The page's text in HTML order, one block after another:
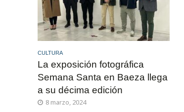
CULTURA
La exposición fotográfica
Semana Santa en Baeza llega
a su décima edición
8 marzo, 2024